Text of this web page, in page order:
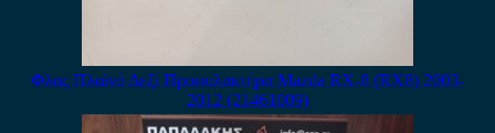
Φλας Πλαϊνό Δεξί Προφυλακτήρα Mazda RX-8 (RX8) 2003-
2012 (21461009)